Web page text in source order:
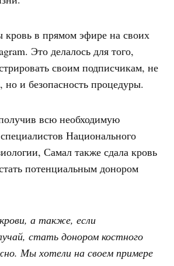
кровь в прямом эфире на своих
Это делалось для того,
своим подписчикам, не
но и безопасность процедуры.
всю необходимую
Национального
Самал также сдала кровь
потенциальным донором
а также, если
стать донором костного
Мы хотели на своем примере